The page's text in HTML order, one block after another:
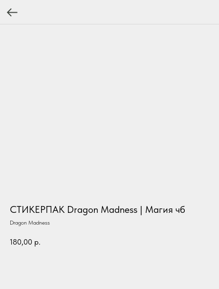
СТИКЕРПАК Dragon Madness | Магия чб
Dragon Madness
180,00 р.